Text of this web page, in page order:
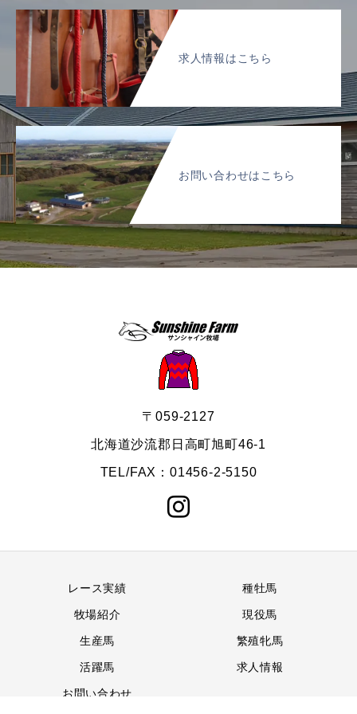
求人情報はこちら
お問い合わせはこちら
〒059-2127
北海道沙流郡日高町旭町46-1
TEL/FAX：01456-2-5150
レース実績 種牡馬
牧場紹介 現役馬
生産馬 繁殖牝馬
活躍馬 求人情報
お問い合わせ